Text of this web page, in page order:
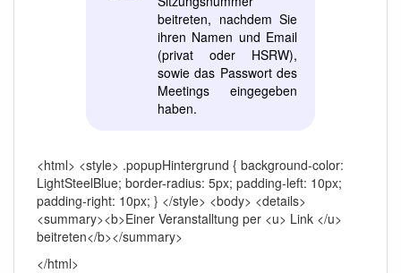
beitreten, nachdem Sie
ihren Namen und Email
(privat oder HSRW),
sowie das Passwort des
Meetings eingegeben
haben.
<html> <style> .popupHintergrund { background-color:
LightSteelBlue; border-radius: 5px; padding-left: 10px;
padding-right: 10px; } </style> <body> <details>
<summary><b>Einer Veranstalltung per <u> Link </u>
beitreten</b></summary>
</html>